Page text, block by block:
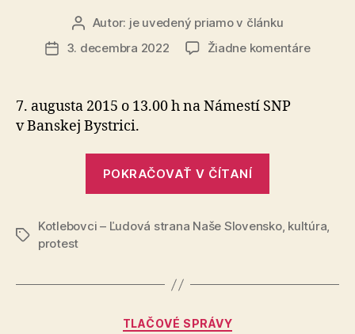
Autor
článku
Autor: je uvedený priamo v článku
Dátum
3. decembra 2022 Žiadne komentárena
7. augusta 2015 o 13.00 h na Námestí SNP
v Banskej Bystrici.
POKRAČOVAŤ V ČÍTANÍ
tvorivosti
Značky
Kotlebovci – Ľudová strana Naše Slovensko, kultúra,
protest
Kategórie
TLAČOVÉ SPRÁVY